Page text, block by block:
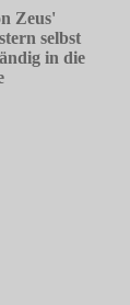
Zeus'
selbst
in die